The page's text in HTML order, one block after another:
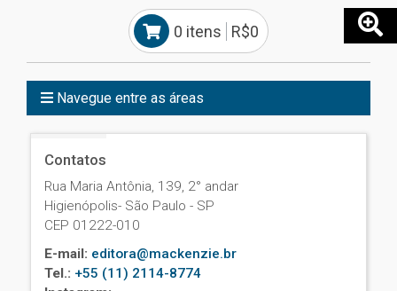
0 itens R$0
Navegue entre as áreas
Contatos
Rua Maria Antônia, 139, 2° andar
Higienópolis- São Paulo - SP
CEP 01222-010
E-mail: editora@mackenzie.br
Tel.: +55 (11) 2114-8774